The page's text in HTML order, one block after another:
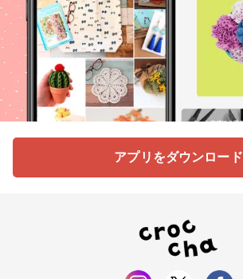
アプリをダウンロード